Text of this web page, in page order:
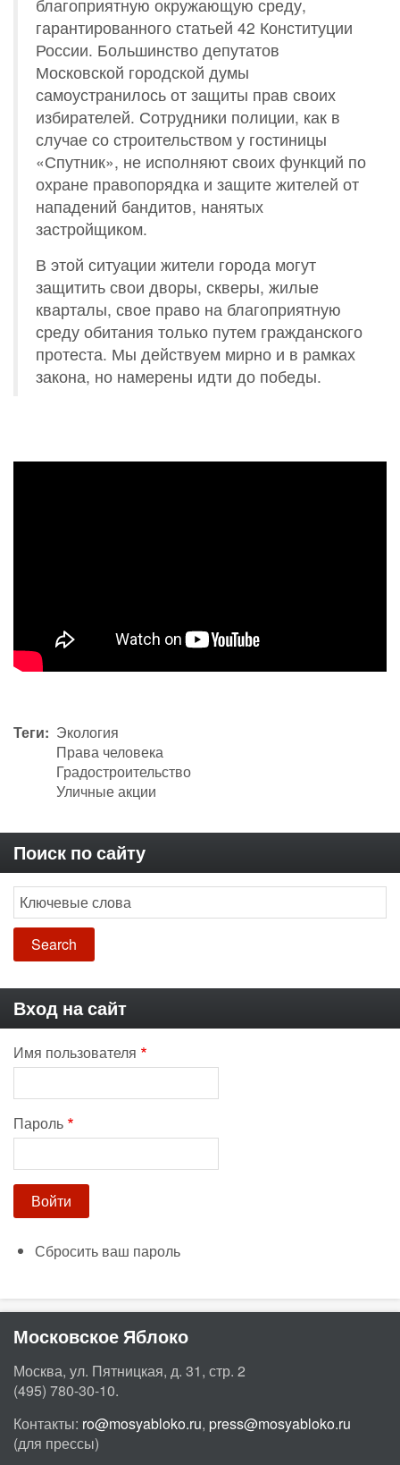
благоприятную окружающую среду,
гарантированного статьей 42 Конституции
России. Большинство депутатов
Московской городской думы
самоустранилось от защиты прав своих
избирателей. Сотрудники полиции, как в
случае со строительством у гостиницы
«Спутник», не исполняют своих функций по
охране правопорядка и защите жителей от
нападений бандитов, нанятых
застройщиком.
В этой ситуации жители города могут
защитить свои дворы, скверы, жилые
кварталы, свое право на благоприятную
среду обитания только путем гражданского
протеста. Мы действуем мирно и в рамках
закона, но намерены идти до победы.
Теги
Экология
Права человека
Градостроительство
Уличные акции
Поиск по сайту
Search
Вход на сайт
Имя пользователя
Пароль
Сбросить ваш пароль
Московское Яблоко
Москва, ул. Пятницкая, д. 31, стр. 2
(495) 780-30-10.
Контакты: ro@mosyabloko.ru, press@mosyabloko.ru
(для прессы)